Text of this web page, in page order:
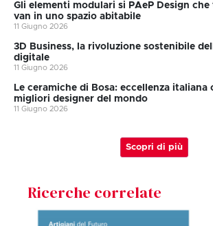
Gli elementi modulari si PAeP Design
van in uno spazio abitabile
11 Giugno 2026
3D Business, la rivoluzione sostenibile
digitale
11 Giugno 2026
Le ceramiche di Bosa: eccellenza italiana
migliori designer del mondo
11 Giugno 2026
Scopri di più
Ricerche correlate